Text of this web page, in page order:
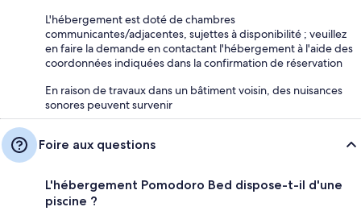
L'hébergement est doté de chambres
communicantes/adjacentes, sujettes à disponibilité ; veuillez
en faire la demande en contactant l'hébergement à l'aide des
coordonnées indiquées dans la confirmation de réservation
En raison de travaux dans un bâtiment voisin, des nuisances
sonores peuvent survenir
Foire aux questions
L'hébergement Pomodoro Bed dispose-t-il d'une
piscine ?